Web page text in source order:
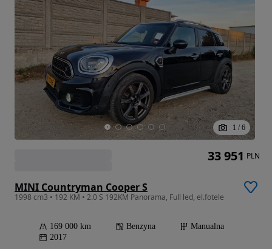
1 / 6
MINI Countryman Cooper S
1998 cm3 • 192 KM • 2.0 S 192KM Panorama, Full led, el.fotele
169 000 km Benzyna
Manualna
2017
33 951 PLN